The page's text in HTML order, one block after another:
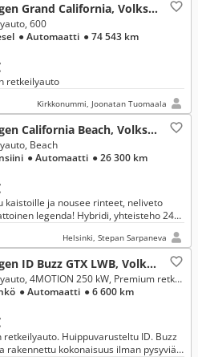
Volkswagen Grand California, Volkswagen
600
● Automaatti ● 74 543 km
retkeilyauto
Kirkkonummi, Joonatan Tuomaala
Volkswagen California Beach, Volkswagen
Beach
● Automaatti ● 26 300 km
kaistoille ja nousee rinteet, neliveto
legenda! Hybridi, yhteisteho 245
Helsinki, Stepan Sarpaneva
Volkswagen ID Buzz GTX LWB, Volkswagen
0.1, Retkeilyauto, 4MOTION 250 kW, Premium retkeilykokonaisuus
● Automaatti ● 6 600 km
Huippuvarusteltu ID. Buzz
rakennettu kokonaisuus ilman pysyviä